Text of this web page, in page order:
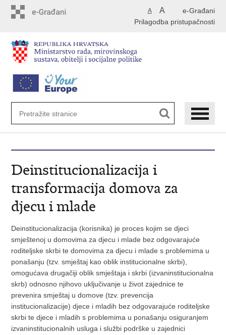
e-Građani
A A
Prilagodba pristupačnosti
Deinstitucionalizacija i
transformacija domova za
djecu i mlade
Deinstitucionalizacija (korisnika) je proces kojim se djeci
smještenoj u domovima za djecu i mlade bez odgovarajuće
roditeljske skrbi te domovima za djecu i mlade s problemima u
ponašanju (tzv. smještaj kao oblik institucionalne skrbi),
omogućava drugačiji oblik smještaja i skrbi (izvaninstitucionalna
skrb) odnosno njihovo uključivanje u život zajednice te
prevenira smještaj u domove (tzv. prevencija
institucionalizacije) djece i mladih bez odgovarajuće roditeljske
skrbi te djece i mladih s problemima u ponašanju osiguranjem
izvaninstitucionalnih usluga i službi podrške u zajednici